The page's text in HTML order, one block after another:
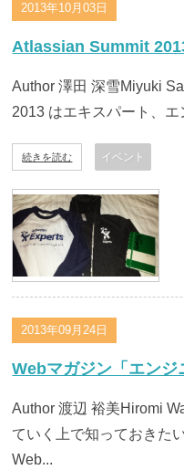
2013年10月03日
Atlassian Summit
Author 澤田 深雪Miyuki
2013 はエキスパート、エ
続きを読む イベント
2013年09月24日
Webマガジン「エン
Author 渡辺 裕美Hiromi
ていく上で知っておきた
Web...